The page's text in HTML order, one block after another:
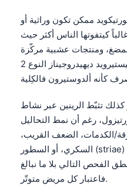
ممكن تكون وراثية أو
كيتفوتها الناس أكثر حيث
ومنتجات عشبية مركّزة
ممكن يثبّطوا 11-بيتا-هيدروكسيستيرويد ديهيدروجيناز النوع 2
كذلك تثبّط الرينين عبر نشاط
رغم أن نمط التحاليل
الكدمات، الضعف القريب،
الفحص التالي بلا ما نبالغ
فاعتبار كل مريض متوتّر.
Español
Português
Ελληνικά
Türkçe
简体中文
فارسی
Български
Dansk